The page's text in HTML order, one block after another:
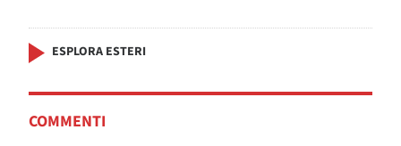
ESPLORA ESTERI
COMMENTI